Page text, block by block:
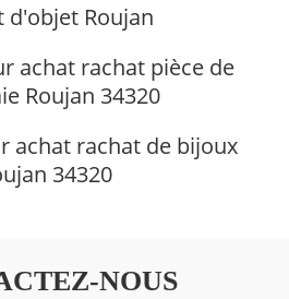
d'objet Roujan
achat rachat pièce de
Roujan 34320
achat rachat de bijoux
34320
NOUS